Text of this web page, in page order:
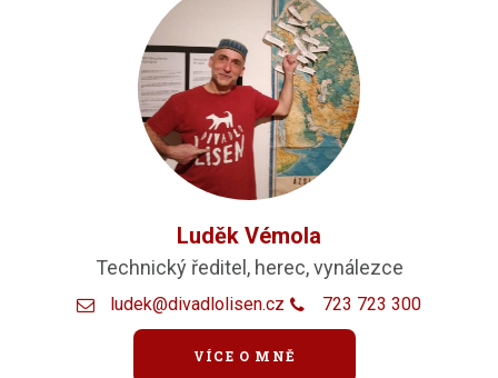
Luděk Vémola
Technický ředitel, herec, vynálezce
ludek@divadlolisen.cz 723 723 300
VÍCE O MNĚ